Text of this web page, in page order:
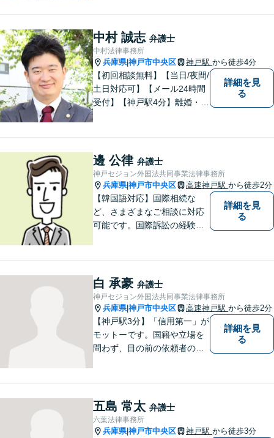
中村 誠志 弁護士
中村法律事務所
兵庫県|神戸市中央区 神戸駅 から徒歩4分
【初回相談無料】【当日/夜間/
土日対応可】【メール24時間
受付】【神戸駅4分】離婚・男
目指します。どんなささいな
事でも、お気軽にご相談くだ
さい。
詳細を見
る
邊 公律 弁護士
神戸セジョン外国法共同事業法律事務所
兵庫県|神戸市中央区 高速神戸駅 から徒歩2分
【韓国語対応】国際相続な
ど、さまざまなご相談に対応
可能です。国際訴訟の経験も
詳細を見
る
白 承豪 弁護士
神戸セジョン外国法共同事業法律事務所
兵庫県|神戸市中央区 高速神戸駅 から徒歩2分
【神戸駅3分】「信用第一」が
モットーです。国籍や立場を
問わず、目の前の依頼者のた
います。一人ひとりに誠意を
持って尽力しますので、ぜひ
一度ご相談ください。
詳細を見
る
五島 常太 弁護士
六葉法律事務所
兵庫県|神戸市中央区 神戸駅 から徒歩3分